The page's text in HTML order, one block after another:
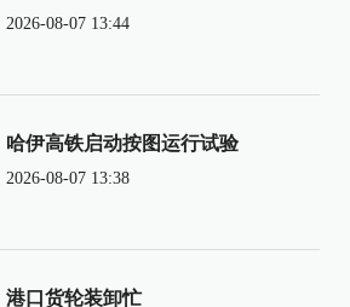
2026-08-07 13:44
哈伊高铁启动按图运行试验
2026-08-07 13:38
港口货轮装卸忙